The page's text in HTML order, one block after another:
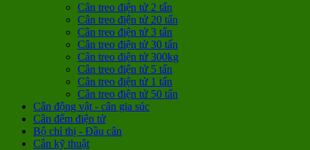
Cân treo điện tử 2 tấn
Cân treo điện tử 20 tấn
Cân treo điện tử 3 tấn
Cân treo điện tử 30 tấn
Cân treo điện tử 300kg
Cân treo điện tử 5 tấn
Cân treo điện tử 1 tấn
Cân treo điện tử 50 tấn
Cân động vật - cân gia súc
Cân đếm điện tử
Bộ chỉ thị - Đầu cân
Cân kỹ thuật